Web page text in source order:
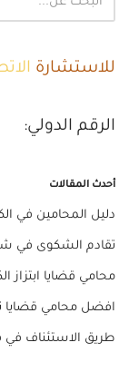
للاستشارة
الرقم الدولي:
أحدث المقالات
دليل المحامين في
تقادم الشكوى في
محامي قضايا ابتزاز
افضل محامي قضايا
طريق الاستئناف في